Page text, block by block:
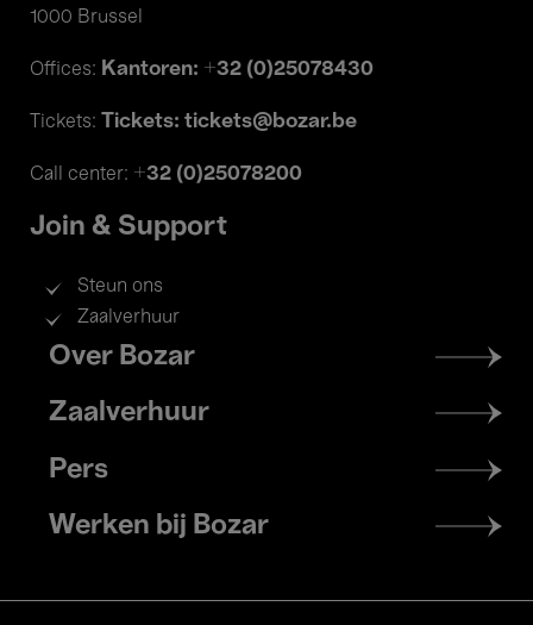
1000 Brussel
Offices: Kantoren: +32 (0)25078430
Tickets: Tickets: tickets@bozar.be
Call center: +32 (0)25078200
Join & Support
Steun ons
Zaalverhuur
Footer
menu
Over Bozar
Zaalverhuur
Pers
Werken bij Bozar